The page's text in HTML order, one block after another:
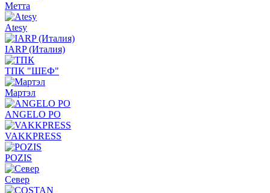
Метта
Atesy
IARP (Италия)
ТПК "ШЕФ"
Мартэл
ANGELO PO
VAKKPRESS
POZIS
Север